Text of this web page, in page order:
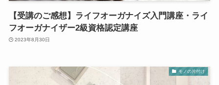
【受講のご感想】ライフオーガナイズ入門講座・ライ
フオーガナイザー2級資格認定講座
2023年8月30日
モノの片付け